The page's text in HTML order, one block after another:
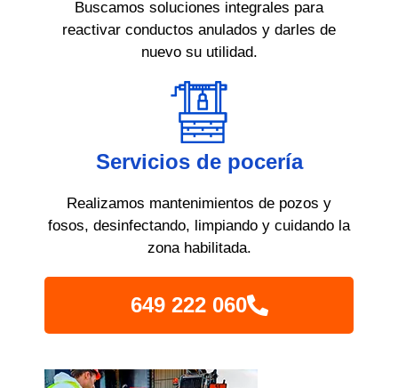
Buscamos soluciones integrales para
reactivar conductos anulados y darles de
nuevo su utilidad.
Servicios de pocería
Realizamos mantenimientos de pozos y
fosos, desinfectando, limpiando y cuidando la
zona habilitada.
649 222 060